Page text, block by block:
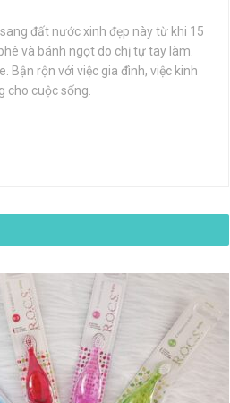
đất nước xinh đẹp này từ khi 15
và bánh ngọt do chị tự tay làm.
Bận rộn với việc gia đình, việc kinh
cho cuộc sống.